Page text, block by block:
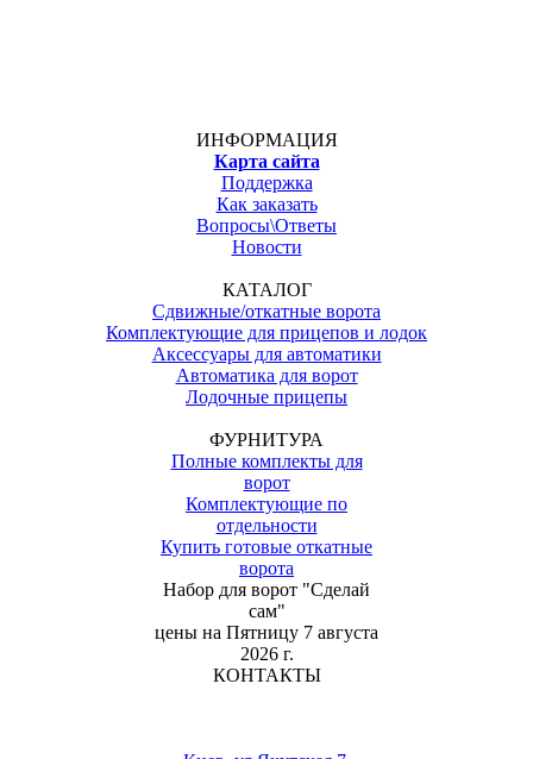
ИНФОРМАЦИЯ
Карта сайта
Поддержка
Как заказать
Вопросы\Ответы
Новости
КАТАЛОГ
Сдвижные/откатные ворота
Комплектующие для прицепов и лодок
Аксессуары для автоматики
Автоматика для ворот
Лодочные прицепы
ФУРНИТУРА
Полные комплекты для
ворот
Комплектующие по
отдельности
Купить готовые откатные
ворота
Набор для ворот "Сделай
сам"
цены на Пятницу 7 августа
2026 г.
КОНТАКТЫ